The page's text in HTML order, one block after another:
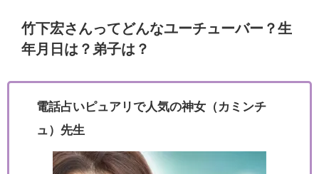
竹下宏さんってどんなユーチューバー？生
年月日は？弟子は？
電話占いピュアリで人気の神女（カミンチ
ュ）先生